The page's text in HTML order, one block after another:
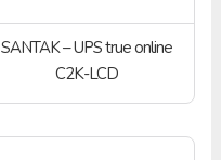
SANTAK – UPS true online
C2K-LCD